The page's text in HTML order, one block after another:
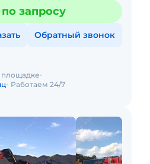
запросу
Обратный звонок
площадке
Работаем 24/7